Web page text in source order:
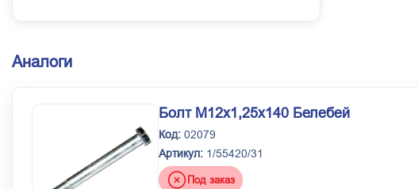
Аналоги
Болт М12х1,25х140 Белебей
Код: 02079
Артикул: 1/55420/31
Под заказ